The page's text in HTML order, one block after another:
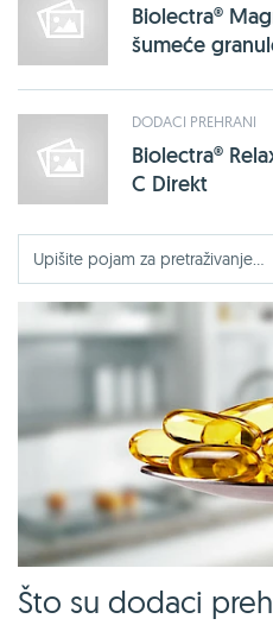
Biolectra®
šumeće
DODACI PREHRANI
Biolectra®
C Direkt
Što su dodaci